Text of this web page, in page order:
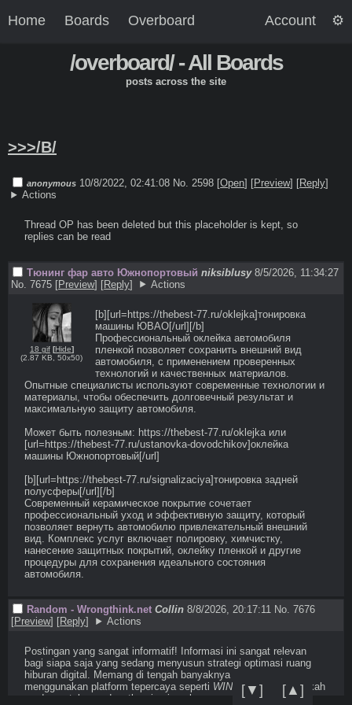
Home Boards Overboard Account
/overboard/ - All Boards
posts across the site
[▼] [▲]
>>>/B/
anonymous 10/8/2022, 02:41:08 No. 2598 [Open] [Preview] [Reply]
Actions
Thread OP has been deleted but this placeholder is kept, so
replies can be read
Тюнинг фар авто Южнопортовый niksiblusy 8/5/2026, 11:34:27
No. 7675 [Preview] [Reply] Actions
18 gif [Hide]
(2.87 KB,50x50)
[b][url=https://thebest-77.ru/oklejka]тонировка
машины ЮВАО[/url][/b]
Профессиональный оклейка автомобиля
пленкой позволяет сохранить внешний вид
автомобиля, с применением проверенных
технологий и качественных материалов.
Опытные специалисты используют современные технологии и
материалы, чтобы обеспечить долговечный результат и
максимальную защиту автомобиля.
Может быть полезным: https://thebest-77.ru/oklejka или
[url=https://thebest-77.ru/ustanovka-dovodchikov]оклейка
машины Южнопортовый[/url]
[b][url=https://thebest-77.ru/signalizaciya]тонировка задней
полусферы[/url][/b]
Современный керамическое покрытие сочетает
профессиональный уход и эффективную защиту, который
позволяет вернуть автомобилю привлекательный внешний
вид. Комплекс услуг включает полировку, химчистку,
нанесение защитных покрытий, оклейку пленкой и другие
процедуры для сохранения идеального состояния
автомобиля.
Random - Wrongthink.net Collin 8/8/2026, 20:17:11 No. 7676
[Preview] [Reply] Actions
Postingan yang sangat informatif! Informasi ini sangat relevan
bagi siapa saja yang sedang menyusun strategi optimasi ruang
hiburan digital. Memang di tengah banyaknya pilihan,
menggunakan platform tepercaya seperti WIN1131 adalah langkah